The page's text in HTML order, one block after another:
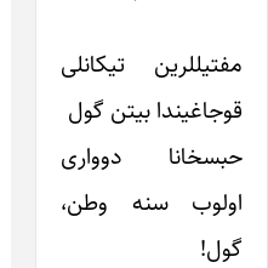
مفتیللرین تیکانلی
قوجاغیندا بیتن گول
حبسخانا دوواری
اولوب سنه وطن،
گول!